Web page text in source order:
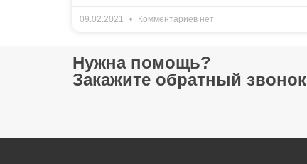
09.02.2021 Комментариев нет
Нужна помощь?
Закажите обратный звонок